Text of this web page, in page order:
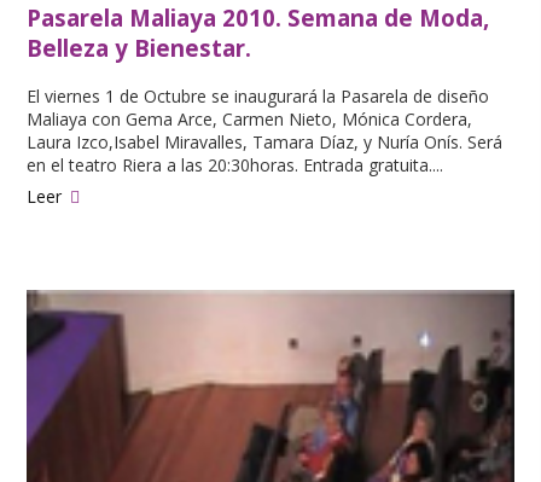
Pasarela Maliaya 2010. Semana de Moda,
Belleza y Bienestar.
El viernes 1 de Octubre se inaugurará la Pasarela de diseño
Maliaya con Gema Arce, Carmen Nieto, Mónica Cordera,
Laura Izco,Isabel Miravalles, Tamara Díaz, y Nuría Onís. Ser
en el teatro Riera a las 20:30horas. Entrada gratuita....
Leer